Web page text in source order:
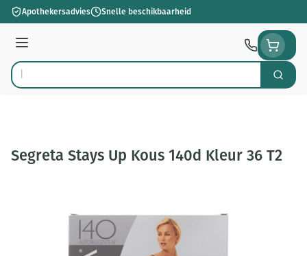
Ga naar de inhoud
Apothekersadvies Snelle beschikbaarheid
Menu
Product, merk, categorie... Zoek
Segreta Stays Up Kous 140d Kleur 36 T2